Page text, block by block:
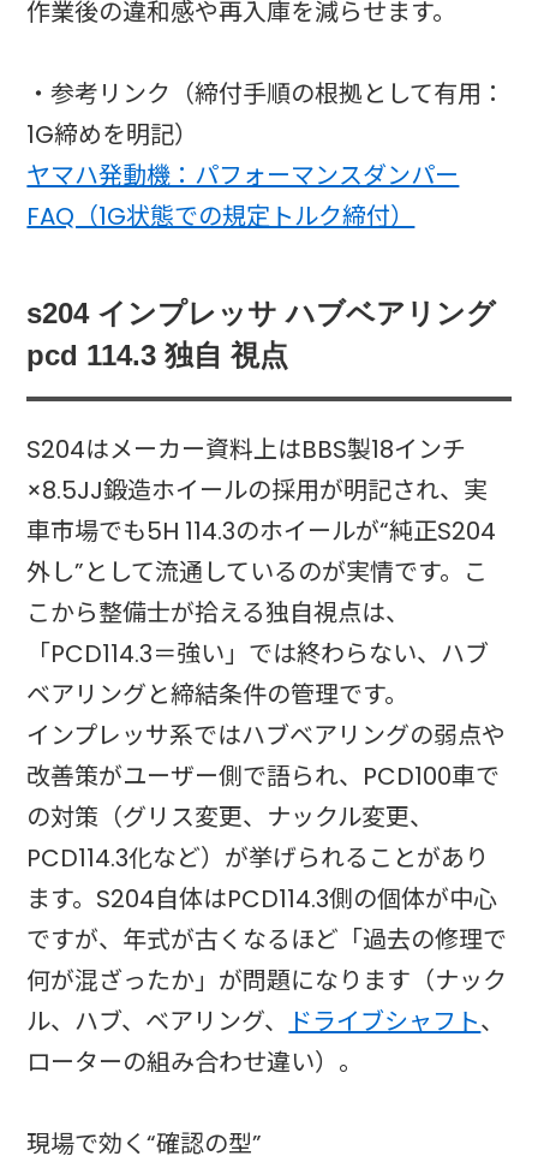
作業後の違和感や再入庫を減らせます。
・参考リンク（締付手順の根拠として有用：
1G締めを明記）
ヤマハ発動機：パフォーマンスダンパー
FAQ（1G状態での規定トルク締付）
s204 インプレッサ ハブベアリング
pcd 114.3 独自 視点
S204はメーカー資料上はBBS製18インチ
×8.5JJ鍛造ホイールの採用が明記され、実
車市場でも5H 114.3のホイールが“純正S204
外し”として流通しているのが実情です。こ
こから整備士が拾える独自視点は、
「PCD114.3＝強い」では終わらない、ハブ
ベアリングと締結条件の管理です。
インプレッサ系ではハブベアリングの弱点や
改善策がユーザー側で語られ、PCD100車で
の対策（グリス変更、ナックル変更、
PCD114.3化など）が挙げられることがあり
ます。S204自体はPCD114.3側の個体が中心
ですが、年式が古くなるほど「過去の修理で
何が混ざったか」が問題になります（ナック
ル、ハブ、ベアリング、
ドライブシャフト、
ローターの組み合わせ違い）。
現場で効く“確認の型”